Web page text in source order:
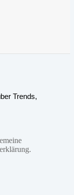
Trends,